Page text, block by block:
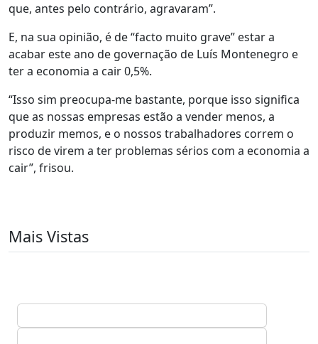
que, antes pelo contrário, agravaram”.
E, na sua opinião, é de “facto muito grave” estar a
acabar este ano de governação de Luís Montenegro e
ter a economia a cair 0,5%.
“Isso sim preocupa-me bastante, porque isso significa
que as nossas empresas estão a vender menos, a
produzir memos, e o nossos trabalhadores correm o
risco de virem a ter problemas sérios com a economia a
cair”, frisou.
Mais Vistas